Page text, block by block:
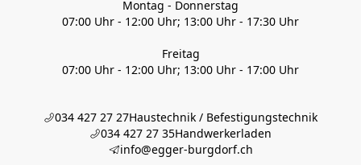
Montag - Donnerstag
07:00 Uhr - 12:00 Uhr; 13:00 Uhr - 17:30 Uhr
Freitag
07:00 Uhr - 12:00 Uhr; 13:00 Uhr - 17:00 Uhr
034 427 27 27Haustechnik / Befestigungstechnik
034 427 27 35Handwerkerladen
info@egger-burgdorf.ch